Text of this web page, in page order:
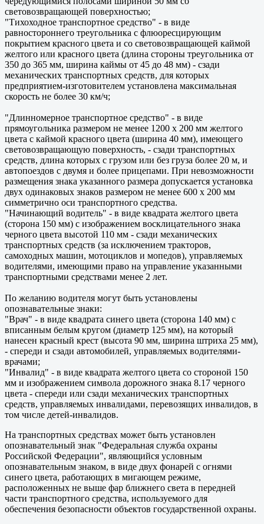
световозвращающей поверхностью;
"Тихоходное транспортное средство" - в виде
равностороннего треугольника с флюоресцирующим
покрытием красного цвета и со световозвращающей каймой
желтого или красного цвета (длина стороны треугольника от
350 до 365 мм, ширина каймы от 45 до 48 мм) - сзади
механических транспортных средств, для которых
предприятием-изготовителем установлена максимальная
скорость не более 30 км/ч;
"Длинномерное транспортное средство" - в виде
прямоугольника размером не менее 1200 x 200 мм желтого
цвета с каймой красного цвета (ширина 40 мм), имеющего
световозвращающую поверхность, - сзади транспортных
средств, длина которых с грузом или без груза более 20 м, и
автопоездов с двумя и более прицепами. При невозможности
размещения знака указанного размера допускается установка
двух одинаковых знаков размером не менее 600 x 200 мм
симметрично оси транспортного средства.
"Начинающий водитель" - в виде квадрата желтого цвета
(сторона 150 мм) с изображением восклицательного знака
черного цвета высотой 110 мм - сзади механических
транспортных средств (за исключением тракторов,
самоходных машин, мотоциклов и мопедов), управляемых
водителями, имеющими право на управление указанными
транспортными средствами менее 2 лет.
По желанию водителя могут быть установлены
опознавательные знаки:
"Врач" - в виде квадрата синего цвета (сторона 140 мм) с
вписанным белым кругом (диаметр 125 мм), на который
нанесен красный крест (высота 90 мм, ширина штриха 25 мм),
- спереди и сзади автомобилей, управляемых водителями-
врачами;
"Инвалид" - в виде квадрата желтого цвета со стороной 150
мм и изображением символа дорожного знака 8.17 черного
цвета - спереди или сзади механических транспортных
средств, управляемых инвалидами, перевозящих инвалидов, в
том числе детей-инвалидов.
На транспортных средствах может быть установлен
опознавательный знак "Федеральная служба охраны
Российской Федерации", являющийся условным
опознавательным знаком, в виде двух фонарей с огнями
синего цвета, работающих в мигающем режиме,
расположенных не выше фар ближнего света в передней
части транспортного средства, используемого для
обеспечения безопасности объектов государственной охраны.